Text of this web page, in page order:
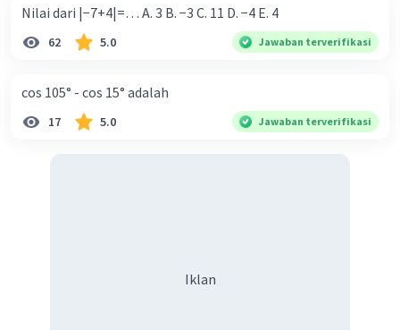
Nilai dari |−7+4|=… A. 3 B. −3 C. 11 D. −4 E. 4
62 5.0 Jawaban terverifikasi
cos 105° - cos 15° adalah
17 5.0 Jawaban terverifikasi
Iklan